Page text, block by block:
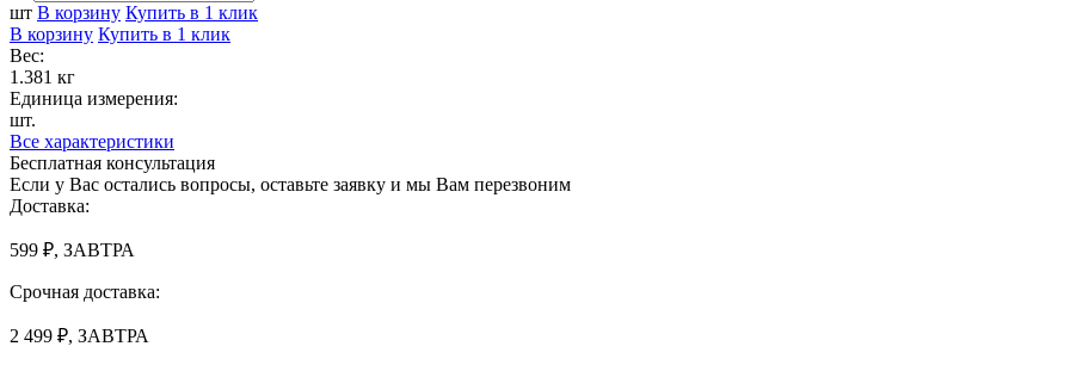
шт В корзину Купить в 1 клик
В корзину Купить в 1 клик
Вес:
1.381 кг
Единица измерения:
шт.
Все характеристики
Бесплатная консультация
Если у Вас остались вопросы, оставьте заявку и мы Вам перезвоним
Доставка:
599 ₽, ЗАВТРА
Срочная доставка:
2 499 ₽, ЗАВТРА